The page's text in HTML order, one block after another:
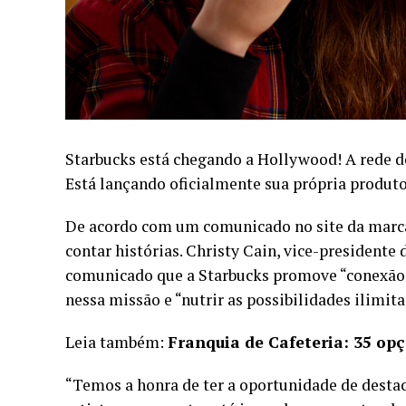
Starbucks está chegando a Hollywood! A rede
Está lançando oficialmente sua própria
De acordo com um comunicado no site da
contar histórias. Christy Cain, vice-presidente
comunicado que a Starbucks promove
nessa missão e “nutrir as possibilidades
Leia também: Franquia de Cafeteria: 35
“Temos a honra de ter a oportunidade de